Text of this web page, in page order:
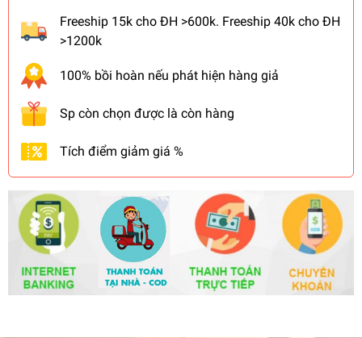
Freeship 15k cho ĐH >600k. Freeship 40k cho ĐH
>1200k
100% bồi hoàn nếu phát hiện hàng giả
Sp còn chọn được là còn hàng
Tích điểm giảm giá %